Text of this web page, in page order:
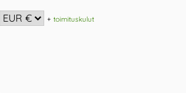
+toimituskulut